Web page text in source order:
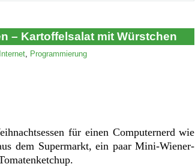
– Kartoffelsalat mit Würstchen
Internet, Programmierung
für einen Computernerd wie
dem Supermarkt, ein paar Mini-Wiener-